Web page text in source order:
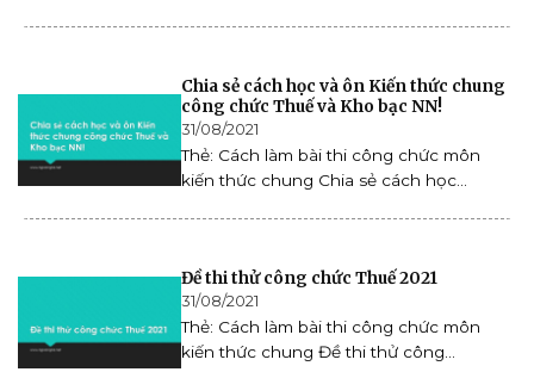
Chia sẻ cách học và ôn Kiến thức chung
công chức Thuế và Kho bạc NN!
31/08/2021
Thẻ: Cách làm bài thi công chức môn
kiến thức chung Chia sẻ cách học...
Đề thi thử công chức Thuế 2021
31/08/2021
Thẻ: Cách làm bài thi công chức môn
kiến thức chung Đề thi thử công...